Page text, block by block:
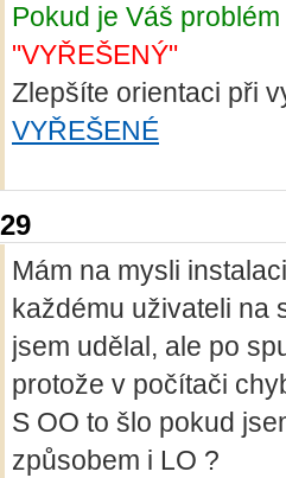
Pokud je Váš
"VYŘEŠENÝ"
Zlepšíte orientaci při
VYŘEŠENÉ
Mám na mysli
každému uživateli na
jsem udělal, ale po
protože v počítači
S OO to šlo pokud
způsobem i LO ?